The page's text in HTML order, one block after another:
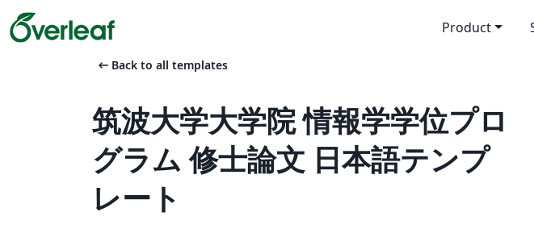
Product
arrow_left_alt Back to all templates
筑波大学大学院 情報学学位プロ
グラム 修士論文 日本語テンプ
レート